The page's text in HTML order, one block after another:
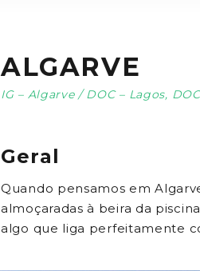
ALGARVE
IG – Algarve / DOC – Lagos,
Geral
Quando pensamos em
almoçaradas à beira da
algo que liga perfeitamente